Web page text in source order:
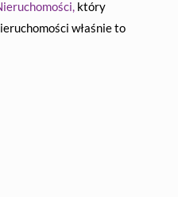
który
właśnie to